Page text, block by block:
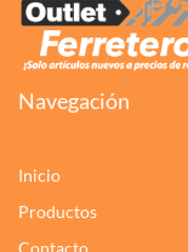
Navegación
Inicio
Productos
Contacto